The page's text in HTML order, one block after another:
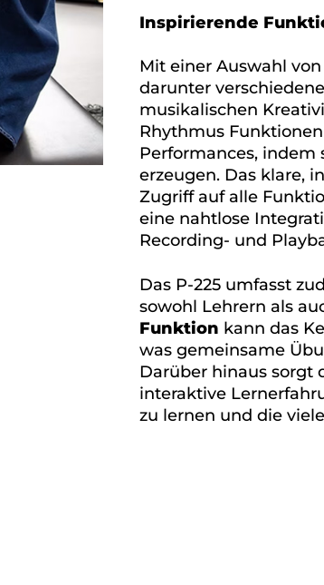
Inspirierende
Mit einer Auswahl
darunter
musikalischen
Rhythmus
Performances,
erzeugen. Das klare,
Zugriff auf alle
eine nahtlose
Recording- und
Das P-225 umfasst
sowohl Lehrern als
Funktion kann das
was gemeinsame
Darüber hinaus sorgt
interaktive
zu lernen und die